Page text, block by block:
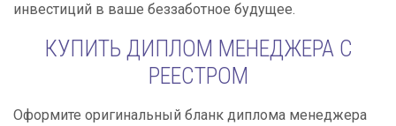
инвестиций в ваше беззаботное будущее.
КУПИТЬ ДИПЛОМ МЕНЕДЖЕРА С
РЕЕСТРОМ
Оформите оригинальный бланк диплома менеджера